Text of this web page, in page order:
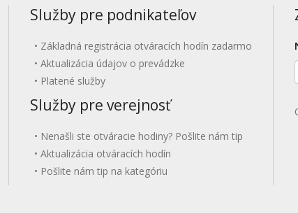
Služby pre podnikateľov
Základná registrácia otváracích hodín zadarmo
Aktualizácia údajov o prevádzke
Platené služby
Služby pre verejnosť
Nenašli ste otváracie hodiny? Pošlite nám tip
Aktualizácia otváracích hodín
Pošlite nám tip na kategóriu
E-